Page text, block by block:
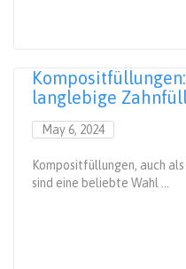
langlebige
May 6, 2024
Kompositfüllungen, auch
sind eine beliebte Wahl ...